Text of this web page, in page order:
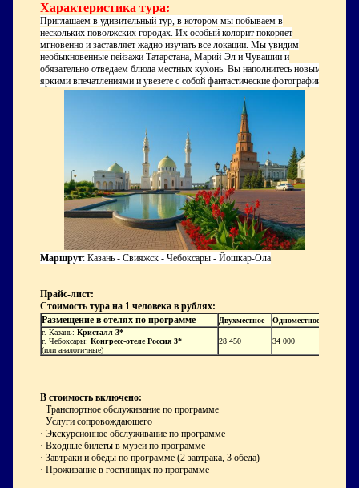
Характеристика тура:
Приглашаем в удивительный тур, в котором мы побываем в
нескольких поволжских городах. Их особый колорит покоряет
мгновенно и заставляет жадно изучать все локации. Мы увидим
необыкновенные пейзажи Татарстана, Марий-Эл и Чувашии и
обязательно отведаем блюда местных кухонь. Вы наполнитесь новыми
яркими впечатлениями и увезете с собой фантастические фотографии.
Маршрут: Казань - Свияжск - Чебоксары - Йошкар-Ола
Прайс-лист:
Стоимость тура на 1 человека в рублях:
Размещение в отелях по программе
Двухместное
Одноместное
г. Казань: Кристалл 3*
г. Чебоксары: Конгресс-отеле Россия 3*
(или аналогичные)
28 450 34 000
В стоимость включено:
· Транспортное обслуживание по программе
· Услуги сопровождающего
· Экскурсионное обслуживание по программе
· Входные билеты в музеи по программе
· Завтраки и обеды по программе (2 завтрака, 3 обеда)
· Проживание в гостиницах по программе